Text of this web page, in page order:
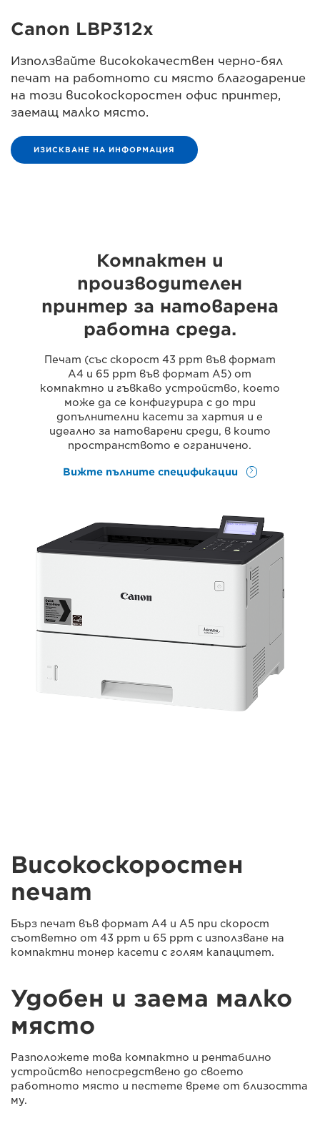
Canon LBP312x
Използвайте висококачествен черно-бял
печат на работното си място благодарение
на този високоскоростен офис принтер,
заемащ малко място.
ИЗИСКВАНЕ НА ИНФОРМАЦИЯ
Компактен и
производителен
принтер за натоварена
работна среда.
Печат (със скорост 43 ppm във формат
A4 и 65 ppm във формат A5) от
компактно и гъвкаво устройство, което
може да се конфигурира с до три
допълнителни касети за хартия и е
идеално за натоварени среди, в които
пространството е ограничено.
Вижте пълните спецификации
Високоскоростен
печат
Бърз печат във формат A4 и A5 при скорост
съответно от 43 ppm и 65 ppm с използване на
компактни тонер касети с голям капацитет.
Удобен и заема малко
място
Разположете това компактно и рентабилно
устройство непосредствено до своето
работното място и пестете време от близостта
му.